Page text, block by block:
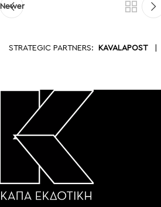
Newer
STRATEGIC PARTNERS: KAVALAPOST|